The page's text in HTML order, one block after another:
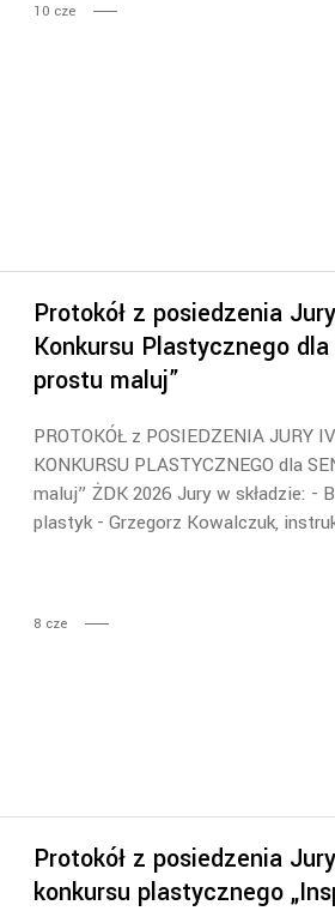
10 cze
Protokół z posiedzenia
Konkursu Plastycznego dla
prostu maluj”
PROTOKÓŁ z POSIEDZENIA JURY
KONKURSU PLASTYCZNEGO dla
maluj” ŻDK 2026 Jury w składzie: -
plastyk - Grzegorz Kowalczuk,
8 cze
Protokół z posiedzenia
konkursu plastycznego